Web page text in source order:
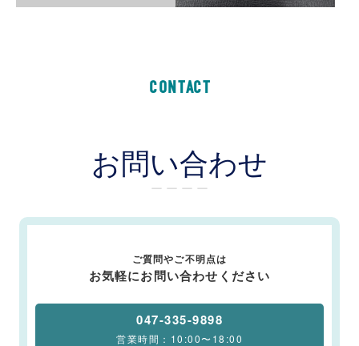
CONTACT
お問い合わせ
ー ー ー ー
ご質問やご不明点は
お気軽にお問い合わせください
047-335-9898
営業時間：10:00〜18:00